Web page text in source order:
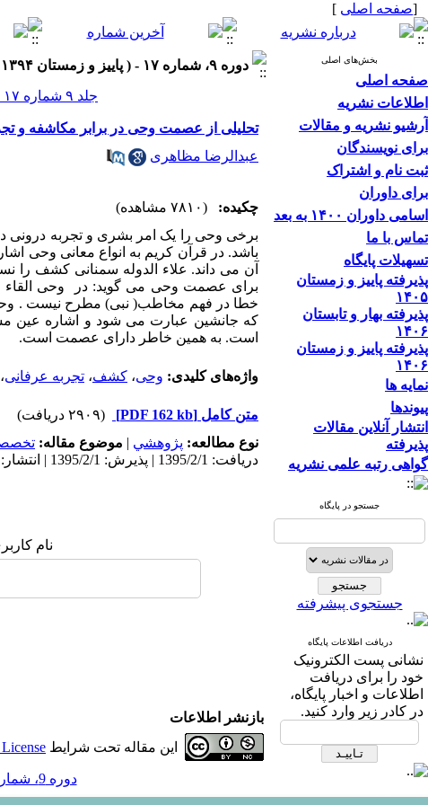
[صفحه اصلی ]
بخش‌های اصلی
صفحه اصلی
اطلاعات نشریه
آرشیو نشریه و مقالات
برای نویسندگان
ثبت نام و اشتراک
برای داوران
اسامی داوران ۱۴۰۰ به بعد
تماس با ما
تسهیلات پایگاه
پذیرفته پاییز و زمستان
۱۴۰۵
پذیرفته بهار و تابستان
۱۴۰۶
پذیرفته پاییز و زمستان
۱۴۰۶
نمایه ها
پیوندها
انتشار آنلاین مقالات
پذیرفته
گواهی رتبه علمی نشریه
جستجو در پایگاه
جستجوی پیشرفته
دریافت اطلاعات پایگاه
نشانی پست الکترونیک
خود را برای دریافت
اطلاعات و اخبار پایگاه،
در کادر زیر وارد کنید.
دوره ۹، شماره ۱۷ - ( پاییز و زمستان ۱۳۹۴ )
جلد ۹ شماره ۱۷ صفحات ۴۲-۲۵
تحلیلی از عصمت وحی در برابر مکاشفه و
عبدالرضا مظاهری
چکیده:
(۷۸۱۰ مشاهده)
برخی وحی را یک امر بشری و تجربه درونی
باشد. در قرآن کریم به انواع معانی وحی
آن می داند. علاء الدوله سمنانی کشف را
برای عصمت وحی می گوید: در وحی القاء
خطا در فهم مخاطب( نبی) مطرح نیست .
که جانشین عبارت می شود و اشاره عین
است. به همین خاطر دارای عصمت است.
واژه‌های کلیدی: وحی، کشف، تجربه عرفانی،
متن کامل [PDF 162 kb]
(۲۹۰۹ دریافت)
نوع مطالعه: پژوهشي | موضوع مقاله:
دریافت: 1395/2/1 | پذیرش: 1395/2/1 | انتشار: 1395/2/1
نام
بازنشر اطلاعات
این مقاله تحت شرایط
دوره 9، شماره 17 - ( پاییز و زمستان 1394 )